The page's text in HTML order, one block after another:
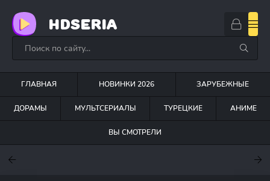
HDSERIA
ГЛАВНАЯ НОВИНКИ 2026 ЗАРУБЕЖНЫЕ
ДОРАМЫ МУЛЬТСЕРИАЛЫ ТУРЕЦКИЕ АНИМЕ
ВЫ СМОТРЕЛИ